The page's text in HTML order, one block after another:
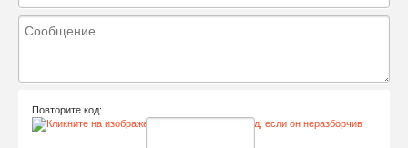
Повторите код: